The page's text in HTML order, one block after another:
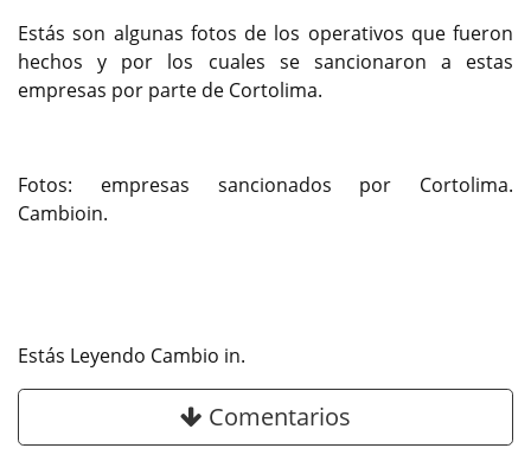
Estás son algunas fotos de los operativos que fueron
hechos y por los cuales se sancionaron a estas
empresas por parte de Cortolima.
Fotos: empresas sancionados por Cortolima.
Cambioin.
Estás Leyendo Cambio in.
Comentarios